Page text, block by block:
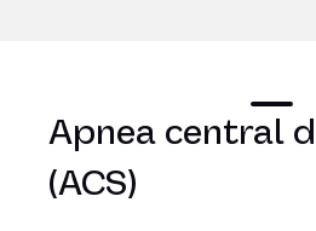
Apnea central
(ACS)